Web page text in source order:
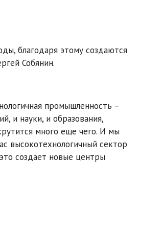
благодаря этому создаются
Собянин.
промышленность –
и науки, и образования,
много еще чего. И мы
высокотехнологичный сектор
создает новые центры